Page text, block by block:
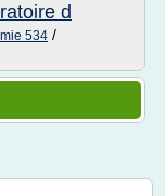
d
534 /